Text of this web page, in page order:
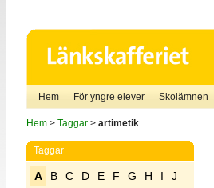
Hem För yngre elever Skolämnen
Hem> Taggar> artimetik
Taggar
A B C D E F G H I
J